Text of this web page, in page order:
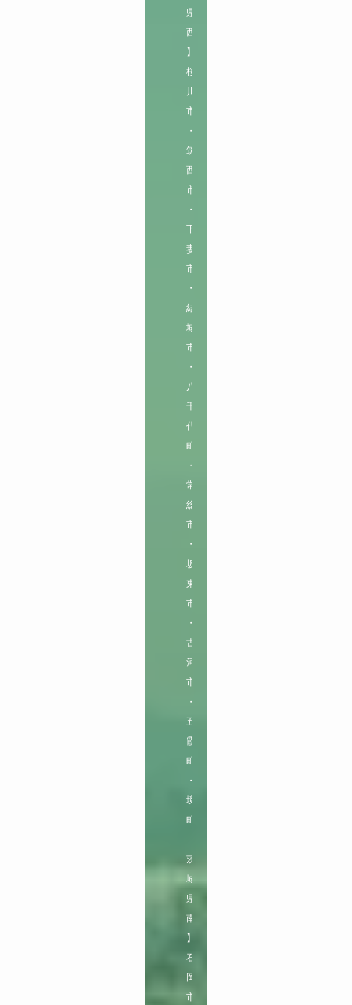
県
西
】
桜
川
市
・
筑
西
市
・
下
妻
市
・
結
城
市
・
八
千
代
町
・
常
総
市
・
坂
東
市
・
古
河
市
・
五
霞
町
・
境
町
茨
城
県
南
】
石
岡
市